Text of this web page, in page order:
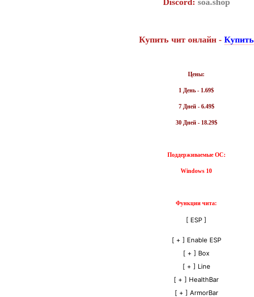
Купить чит онлайн - Купить
Цены:
1 День - 1.69$
7 Дней - 6.49$
30 Дней - 18.29$
Поддерживаемые ОС:
Windows 10
Функции чита:
[ ESP ]
[ + ] Enable ESP
[ + ] Box
[ + ] Line
[ + ] HealthBar
[ + ] ArmorBar